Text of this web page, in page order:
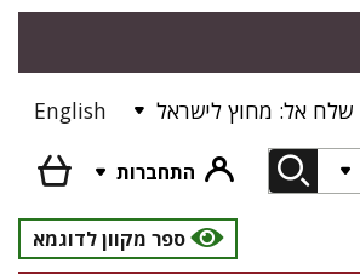
שלח אל: מחוץ לישראל English
התחברות
ספר מקוון לדוגמא